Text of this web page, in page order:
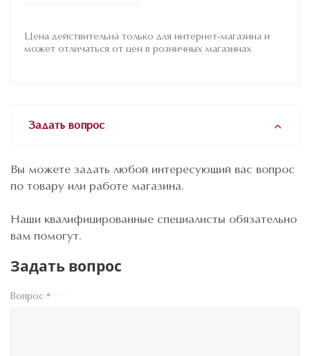
Цена действительна только для интернет-магазина и
может отличаться от цен в розничных магазинах
Задать вопрос
Вы можете задать любой интересующий вас вопрос
по товару или работе магазина.
Наши квалифицированные специалисты обязательно
вам помогут.
Задать вопрос
Вопрос *